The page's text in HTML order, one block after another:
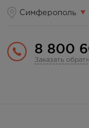
Симферополь
8 800
Заказать